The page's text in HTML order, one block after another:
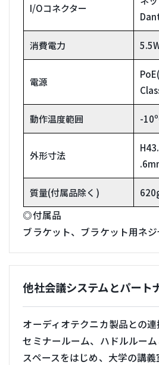
I/Oコネクター
消費電力
電源
動作温度範囲 -
外形寸法
質量(付属品除く)
◎付属品
ブラケット、ブラケット用ネ
他社会議システムとパート
オーディオテクニカ製品との
セミナールーム、ハドルルー
スペースをはじめ、大学の講